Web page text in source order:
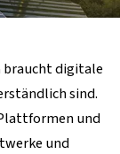
braucht digitale
sind.
und
und